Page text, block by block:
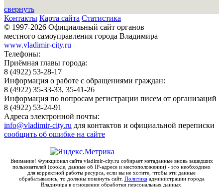
свернуть
Контакты Карта сайта Статистика
© 1997-2026 Официальный сайт органов
местного самоуправления города Владимира
www.vladimir-city.ru
Телефоны:
Приёмная главы города:
8 (4922) 53-28-17
Информация о работе с обращениями граждан:
8 (4922) 35-33-33, 35-41-26
Информация по вопросам регистрации писем от организаций
8 (4922) 53-24-91
Адреса электронной почты:
info@vladimir-city.ru для контактов и официальной переписки
сообщить об ошибке на сайте
Внимание! Функционал сайта vladimir-city.ru собирает метаданные вновь зашедших
пользователей (cookie, данные об IP-адресе и местоположении) - это необходимо
для корректной работы ресурса, если вы не хотите, чтобы эти данные
обрабатывались, то должны покинуть сайт. Политикаадминистрации города
Владимира в отношении обработки персональных данных.